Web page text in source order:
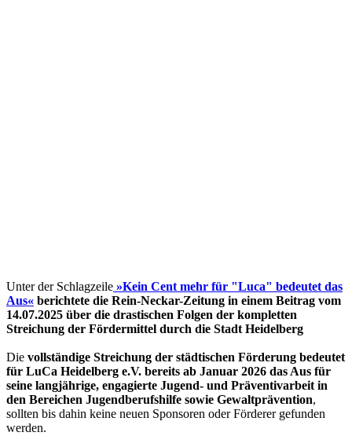
Unter der Schlagzeile »Kein Cent mehr für "Luca" bedeutet das
Aus« berichtete die Rein-Neckar-Zeitung in einem Beitrag vom
14.07.2025 über die drastischen Folgen der kompletten
Streichung der Fördermittel durch die Stadt Heidelberg
Die vollständige Streichung der städtischen Förderung bedeutet
für LuCa Heidelberg e.V. bereits ab Januar 2026 das Aus für
seine langjährige, engagierte Jugend- und Präventivarbeit in
den Bereichen Jugendberufshilfe sowie Gewaltprävention,
sollten bis dahin keine neuen Sponsoren oder Förderer gefunden
werden.